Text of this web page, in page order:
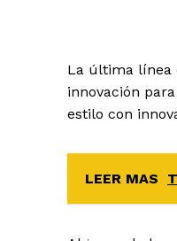
La última línea
innovación
estilo con
LEER MAS